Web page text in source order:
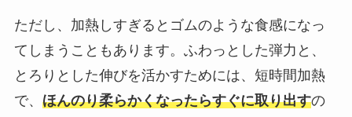
ただし、加熱しすぎるとゴムのような食感になっ
てしまうこともあります。ふわっとした弾力と、
とろりとした伸びを活かすためには、短時間加熱
で、 ほんのり柔らかくなったらすぐに取り出すの